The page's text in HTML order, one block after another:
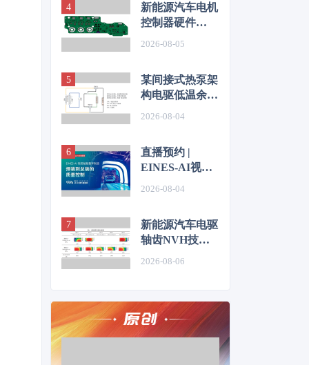
新能源汽车电机
控制器硬件
2026-08-05
某间接式热泵架
构电驱低温余热
2026-08-04
直播预约 |
EINES-AI视觉
2026-08-04
新能源汽车电驱
轴齿NVH技术
2026-08-06